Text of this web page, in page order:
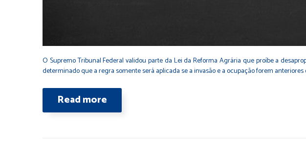
O Supremo Tribunal Federal validou parte da Lei da Reforma Agrária que proíbe a
determinado que a regra somente será aplicada se a invasão e a ocupação forem
Read more